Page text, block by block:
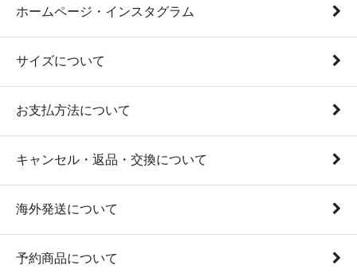
ホームページ・インスタグラム
サイズについて
お支払方法について
キャンセル・返品・交換について
海外発送について
予約商品について